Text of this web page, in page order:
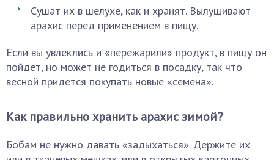
Сушат их в шелухе, как и хранят. Вылущивают
арахис перед применением в пищу.
Если вы увлеклись и «пережарили» продукт, в пищу он
пойдет, но может не годиться в посадку, так что
весной придется покупать новые «семена».
Как правильно хранить арахис зимой?
Бобам не нужно давать «задыхаться». Держите их